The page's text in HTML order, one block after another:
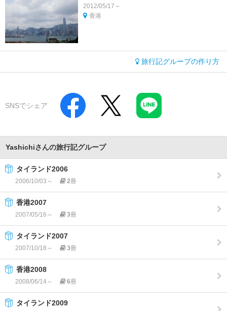
2012/05/17～
香港
旅行記グループの作り方
SNSでシェア
Yashichiさんの旅行記グループ
タイランド2006
2006/10/03～ 2冊
香港2007
2007/05/16～ 3冊
タイランド2007
2007/10/18～ 3冊
香港2008
2008/06/14～ 6冊
タイランド2009